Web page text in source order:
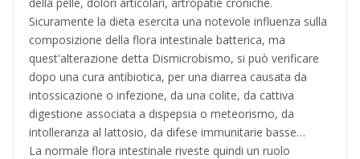
Sicuramente la dieta esercita una notevole influenza sulla
composizione della flora intestinale batterica, ma
quest'alterazione detta Dismicrobismo, si può verificare
dopo una cura antibiotica, per una diarrea causata da
intossicazione o infezione, da una colite, da cattiva
digestione associata a dispepsia o meteorismo, da
intolleranza al lattosio, da difese immunitarie basse…
La normale flora intestinale riveste quindi un ruolo